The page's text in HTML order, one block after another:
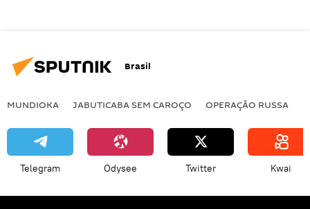
Brasil
MUNDIOKA JABUTICABA SEM CAROÇO OPERAÇÃO RUSSA
Telegram Odysee Twitter Kwai